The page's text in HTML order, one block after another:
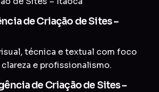
de Criação de Sites –
técnica e textual com foco
e profissionalismo.
de Criação de Sites –